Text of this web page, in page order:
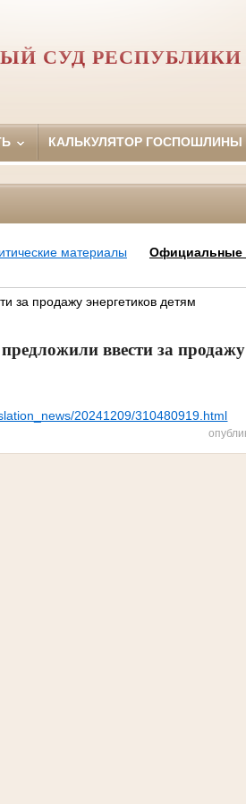
СУД
КАЛЬКУЛЯТОР ГОСПОШЛИНЫ
материалы
за продажу энергетиков детям
ввести за продажу
20241209/310480919.html